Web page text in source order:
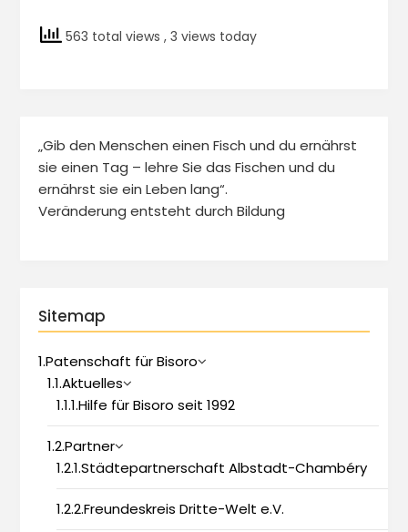
563 total views , 3 views today
„Gib den Menschen einen Fisch und du ernährst
sie einen Tag – lehre Sie das Fischen und du
ernährst sie ein Leben lang“.
Veränderung entsteht durch Bildung
Sitemap
1.Patenschaft für Bisoro
1.1.Aktuelles
1.1.1.Hilfe für Bisoro seit 1992
1.2.Partner
1.2.1.Städtepartnerschaft Albstadt-Chambéry
1.2.2.Freundeskreis Dritte-Welt e.V.